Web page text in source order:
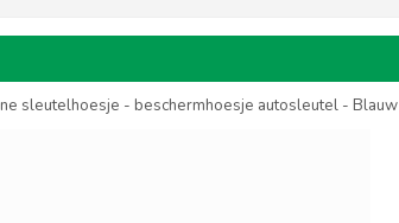
sleutelhoesje - beschermhoesje autosleutel - Blauw